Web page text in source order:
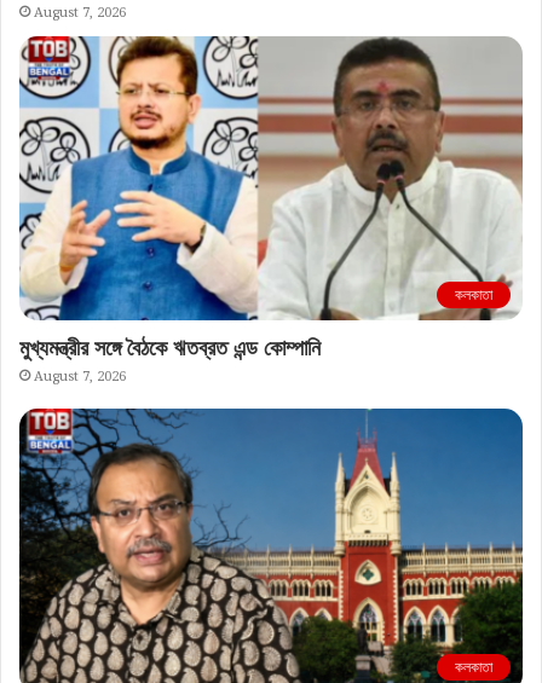
August 7, 2026
কলকাতা
মুখ্যমন্ত্রীর সঙ্গে বৈঠকে ঋতব্রত এন্ড কোম্পানি
August 7, 2026
কলকাতা